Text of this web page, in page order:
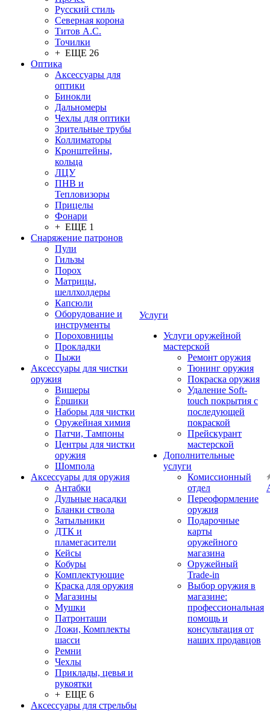
Русский стиль
Северная корона
Титов А.С.
Точилки
+ ЕЩЕ 26
Оптика
Аксессуары для
оптики
Бинокли
Дальномеры
Чехлы для оптики
Зрительные трубы
Коллиматоры
Кронштейны,
кольца
ЛЦУ
ПНВ и
Тепловизоры
Прицелы
Фонари
+ ЕЩЕ 1
Снаряжение патронов
Пули
Гильзы
Порох
Матрицы,
шеллхолдеры
Капсюли
Оборудование и
инструменты
Пороховницы
Прокладки
Пыжи
Аксессуары для чистки
оружия
Вишеры
Ёршики
Наборы для чистки
Оружейная химия
Патчи, Тампоны
Центры для чистки
оружия
Шомпола
Аксессуары для оружия
Антабки
Дульные насадки
Бланки ствола
Затыльники
ДТК и
пламегасители
Кейсы
Кобуры
Комплектующие
Краска для оружия
Магазины
Мушки
Патронташи
Ложи, Комплекты
шасси
Ремни
Чехлы
Приклады, цевья и
рукоятки
+ ЕЩЕ 6
Аксессуары для стрельбы
Услуги
Услуги оружейной
мастерской
Ремонт оружия
Тюнинг оружия
Покраска оружия
Удаление Soft-
touch покрытия с
последующей
покраской
Прейскурант
мастерской
Дополнительные
услуги
Комиссионный
отдел
Переоформление
оружия
Подарочные
карты
оружейного
магазина
Оружейный
Trade-in
Выбор оружия в
магазине:
профессиональная
помощь и
консультация от
наших продавцов